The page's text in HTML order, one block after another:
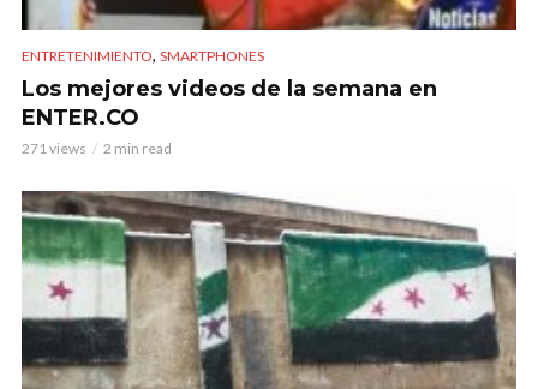
ENTRETENIMIENTO, SMARTPHONES
Los mejores videos de la semana en
ENTER.CO
271 views 2 min read